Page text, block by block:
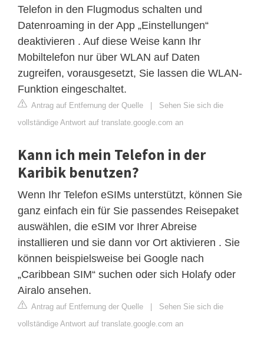
Telefon in den Flugmodus schalten und
Datenroaming in der App „Einstellungen“
deaktivieren . Auf diese Weise kann Ihr
Mobiltelefon nur über WLAN auf Daten
zugreifen, vorausgesetzt, Sie lassen die WLAN-
Funktion eingeschaltet.
Antrag auf Entfernung der Quelle | Sehen Sie sich die
vollständige Antwort auf translate.google.com an
Kann ich mein Telefon in der
Karibik benutzen?
Wenn Ihr Telefon eSIMs unterstützt, können Sie
ganz einfach ein für Sie passendes Reisepaket
auswählen, die eSIM vor Ihrer Abreise
installieren und sie dann vor Ort aktivieren . Sie
können beispielsweise bei Google nach
„Caribbean SIM“ suchen oder sich Holafy oder
Airalo ansehen.
Antrag auf Entfernung der Quelle | Sehen Sie sich die
vollständige Antwort auf translate.google.com an